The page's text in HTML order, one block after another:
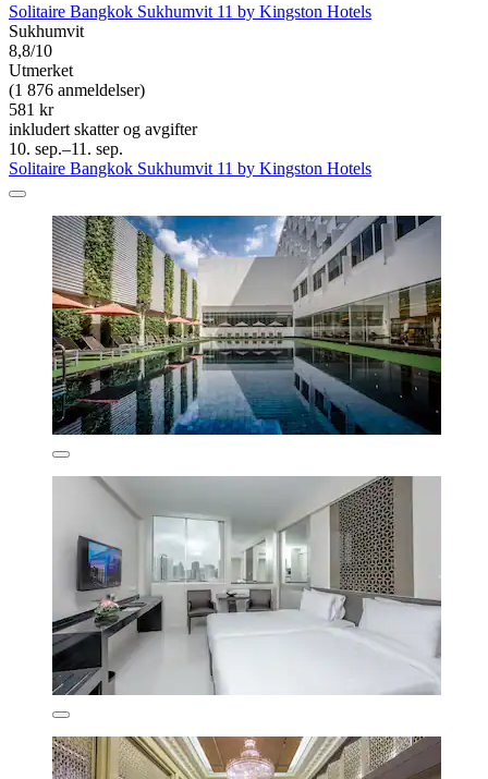
Solitaire Bangkok Sukhumvit 11 by Kingston Hotels
Sukhumvit
8,8/10
Utmerket
(1 876 anmeldelser)
581 kr
inkludert skatter og avgifter
10. sep.–11. sep.
Solitaire Bangkok Sukhumvit 11 by Kingston Hotels